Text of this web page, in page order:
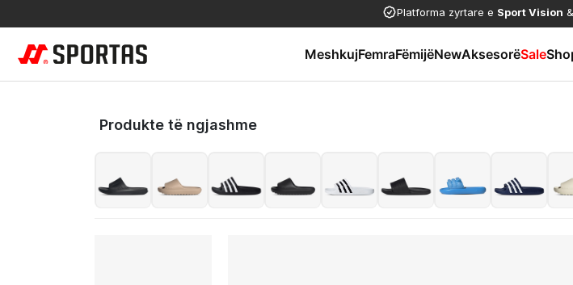
Platforma zyrtare e Sport Vision &
MeshkujFemraFëmijëNewAksesorëSale
Produkte të ngjashme